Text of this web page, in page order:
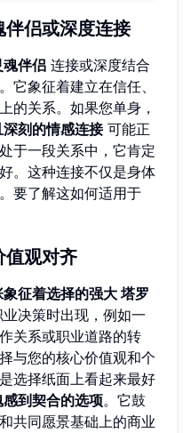
侣或深度连接
魂伴侣 连接或深度结合
它象征着建立在信任、
的关系。如果您单身，
刻的情感连接可能正
于一段关系中，它肯定
。这种连接不仅是身体
要了解这如何适用于
值观对齐
征着选择的强大 塔罗
决策时出现，例如一
关系或职业道路的转
与您的核心价值观和个
选择纸面上看起来最好
到契合的选项。它鼓
共同愿景基础上的商业